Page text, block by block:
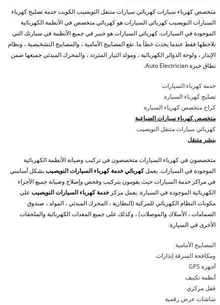
متخصص كهرباء سيارات كهربائي سيارات متنقل النويصيب الكويت خدمة تصليح كهرباء
السيارات النويصيب كهربائي السيارات هو كهربائي متخصص في الأنظمة الكهربائية
الموجودة في السيارات. كهربائي السيارات هو خبير في جميع الأنظمة في سيارتك التي
تلاحظها فقط عندما يحدث خطأ ما. تقع المصابيح الأمامية ، والمصابيح التشخيصية ، ونظام
الإنذار ، ولوحة الدوائر الكهربائية ، ومولد التيار المتردد ، والمحرك المبدئي جميعها ضمن
نطاق خبرة Auto Electrician.
خدمة كهرباء السيارات
تصليج كهرباء السيارة
كراج متخصص كهرباء السيارة
متخصص كهرباء سيارات الضباعية
كهربائي سيارات متنقل النويصيب
بنشر متنقل
متخصصون في كهرباء السيارات متخصصون في تركيب وصيانة الأنظمة الكهربائية
الموجودة في السيارات. يعملكهربائي خدمة كهرباء السيارات النويصيببشكل أساسي
في مراكز خدمة السيارات حيث يقومون بتركيب وفحص وإصلاح وصيانة جميع الأجزاء
الكهربائية الموجودة في السيارة. يعمل مركز خدمة كهرباء السيارات النويصيب على
مكونات النظام الكهربائي للمركبة (البطارية ، المحرك المبدئي ، المولد ، صندوق
الصمامات ، الأسلاك والموصلات) ، وكذلك على جميع المعدات الكهربائية والملحقات
الأخرى في السيارة:
المصابيح الأمامية
ومكافحة السرقة إنذارات
أجهزة GPS
أنظمة تكييف
قفل مركزي
شاشات عرض رقمية